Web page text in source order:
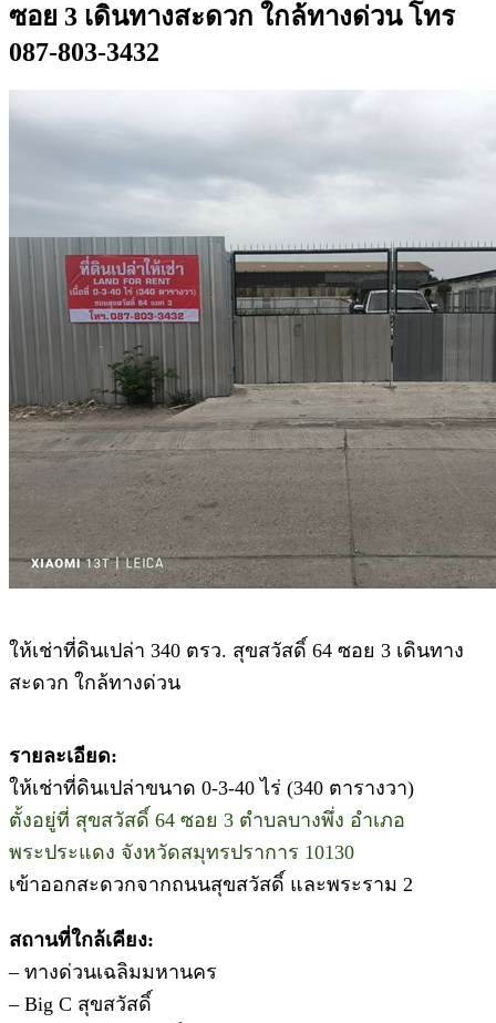
ซอย 3 เดินทางสะดวก ใกล้ทางด่วน โทร
087-803-3432
ให้เช่าที่ดินเปล่า 340 ตรว. สุขสวัสดิ์ 64 ซอย 3 เดินทาง
สะดวก ใกล้ทางด่วน
รายละเอียด:
ให้เช่าที่ดินเปล่าขนาด 0-3-40 ไร่ (340 ตารางวา)
ตั้งอยู่ที่ สุขสวัสดิ์ 64 ซอย 3 ตำบลบางพึ่ง อำเภอ
พระประแดง จังหวัดสมุทรปราการ 10130
เข้าออกสะดวกจากถนนสุขสวัสดิ์ และพระราม 2
สถานที่ใกล้เคียง:
– ทางด่วนเฉลิมมหานคร
– Big C สุขสวัสดิ์